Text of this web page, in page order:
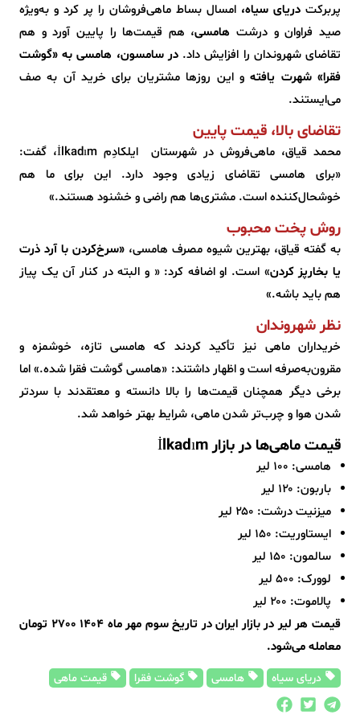
پربرکت دریای سیاه، امسال بساط ماهی‌فروشان را پر کرد و به‌ویژه
صید فراوان و درشت هامسی، هم قیمت‌ها را پایین آورد و هم
تقاضای شهروندان را افزایش داد.در سامسون، هامسی به «گوشت
فقرا» شهرت یافتهو این روزها مشتریان برای خرید آن به صف
می‌ایستند.
تقاضای بالا، قیمت پایین
محمد قیاق، ماهی‌فروش در شهرستان ایلکادِم İlkadım، گفت:
«برای هامسی تقاضای زیادی وجود دارد. این برای ما هم
خوشحال‌کننده است. مشتری‌ها هم راضی و خشنود هستند.»
روش پخت محبوب
به گفته قیاق، بهترین شیوه مصرف هامسی، «سرخ‌کردن با آرد ذرت
یا بخارپز کردن» است. او اضافه کرد: « و البته در کنار آن یک پیاز
هم باید باشه.»
نظر شهروندان
خریداران ماهی نیز تأکید کردند که هامسی تازه، خوشمزه و
مقرون‌به‌صرفه است و اظهار داشتند: «هامسی گوشت فقرا شده.» اما
برخی دیگر همچنان قیمت‌ها را بالا دانسته و معتقدند با سردتر
شدن هوا و چرب‌تر شدن ماهی، شرایط بهتر خواهد شد.
قیمت ماهی‌ها در بازار İlkadım
هامسی: ۱۰۰ لیر
باربون: ۱۲۰ لیر
میزنیت درشت: ۲۵۰ لیر
ایستاوریت: ۱۵۰ لیر
سالمون: ۱۵۰ لیر
لوورک: ۵۰۰ لیر
پالاموت: ۲۰۰ لیر
قیمت هر لیر در بازار ایران در تاریخ سوم مهر ماه 1404 2700 تومان
معامله می‌شود.
دریای سیاه هامسی گوشت فقرا قیمت ماهی‌